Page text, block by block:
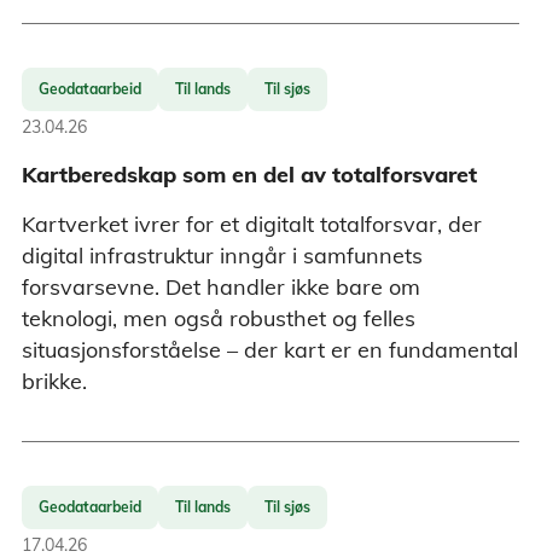
Geodataarbeid Til lands Til sjøs
23.04.26
Kartberedskap som en del av totalforsvaret
Kartverket ivrer for et digitalt totalforsvar, der
digital infrastruktur inngår i samfunnets
forsvarsevne. Det handler ikke bare om
teknologi, men også robusthet og felles
situasjonsforståelse – der kart er en fundamental
brikke.
Geodataarbeid Til lands Til sjøs
17.04.26